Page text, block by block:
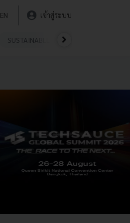
EN เข้าสู่ระบบ
SUSTAINABLE